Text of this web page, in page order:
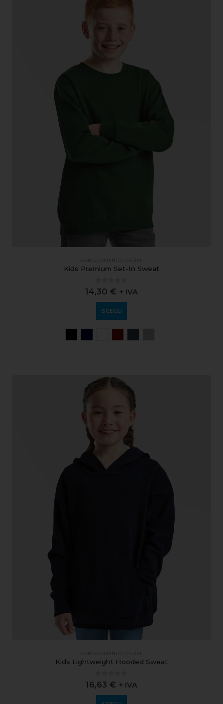
ABBIGLIAMENTO CASUAL
Kids Premium Set-In Sweat
0out of 5
14,30 € + IVA
SCEGLI
ABBIGLIAMENTO CASUAL
Kids Lightweight Hooded Sweat
0out of 5
16,63 € + IVA